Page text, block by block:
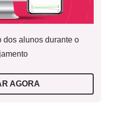
dos alunos durante o
AGORA